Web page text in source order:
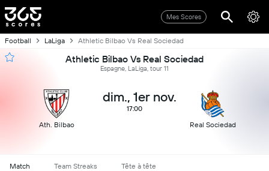
Mes Scores
Football LaLiga Athletic Bilbao Vs Real Sociedad
Athletic Bilbao Vs Real Sociedad
Espagne, LaLiga, tour 11
Ath. Bilbao
dim., 1er nov.
17:00
Real Sociedad
Match Team Streaks Tête à tête